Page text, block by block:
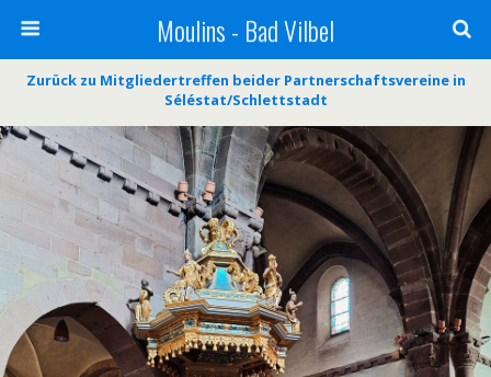
Moulins - Bad Vilbel
Zurück zu Mitgliedertreffen beider Partnerschaftsvereine in
Séléstat/Schlettstadt